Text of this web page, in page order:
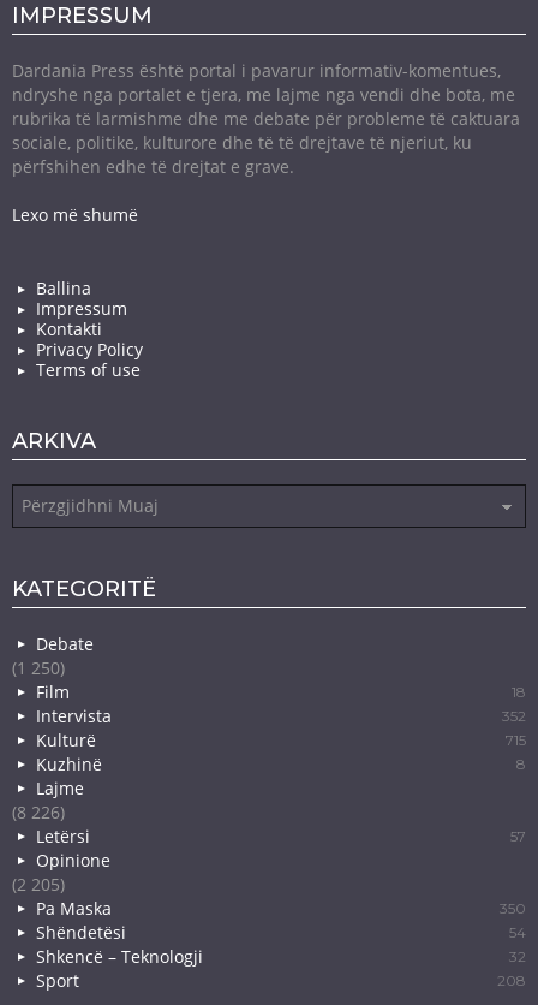
IMPRESSUM
Dardania Press është portal i pavarur informativ-komentues,
ndryshe nga portalet e tjera, me lajme nga vendi dhe bota, me
rubrika të larmishme dhe me debate për probleme të caktuara
sociale, politike, kulturore dhe të të drejtave të njeriut, ku
përfshihen edhe të drejtat e grave.
Lexo më shumë
Ballina
Impressum
Kontakti
Privacy Policy
Terms of use
ARKIVA
KATEGORITË
Debate
(1 250)
Film
18
Intervista 352
Kulturë 715
Kuzhinë 8
Lajme
(8 226)
Letërsi
57
Opinione
(2 205)
Pa Maska
350
Shëndetësi 54
Shkencë – Teknologji 32
Sport 208